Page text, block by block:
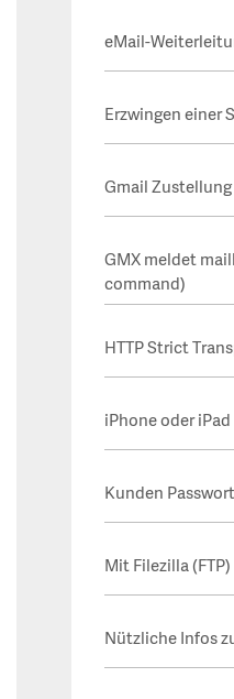
eMail-
Erzwingen einer
Gmail Zustellung
GMX meldet
command)
HTTP Strict
iPhone oder
Kunden
Mit Filezilla
Nützliche Infos